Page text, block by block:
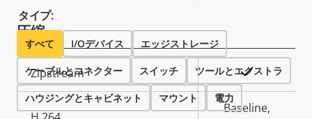
パ
テ
ィ
の
説
明
パ
テ
ィ
値
圧縮
プ
ロ
パ
プ
ロ
Zipstream ○
Baseline,
タイプ:
すべて I/Oデバイス エッジストレージ
ケーブルとコネクター スイッチ ツールとエクストラ
ハウジングとキャビネット マウント 電力